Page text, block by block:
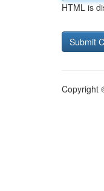
HTML is
Copyright